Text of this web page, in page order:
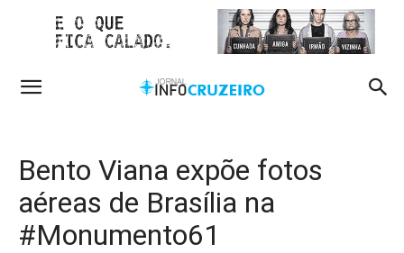
Bento Viana expõe fotos
aéreas de Brasília na
#Monumento61